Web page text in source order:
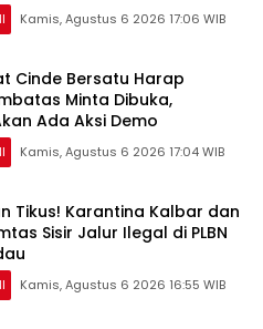
Kamis, Agustus 6 2026 17:06 WIB
Cinde Bersatu Harap
Minta Dibuka,
Ada Aksi Demo
Kamis, Agustus 6 2026 17:04 WIB
Tikus! Karantina Kalbar dan
Sisir Jalur Ilegal di PLBN
Kamis, Agustus 6 2026 16:55 WIB